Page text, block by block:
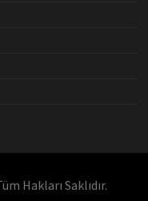
Hakları Saklıdır.